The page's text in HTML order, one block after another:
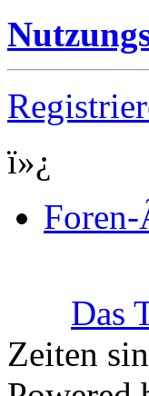
ï»¿
Das
Zeiten